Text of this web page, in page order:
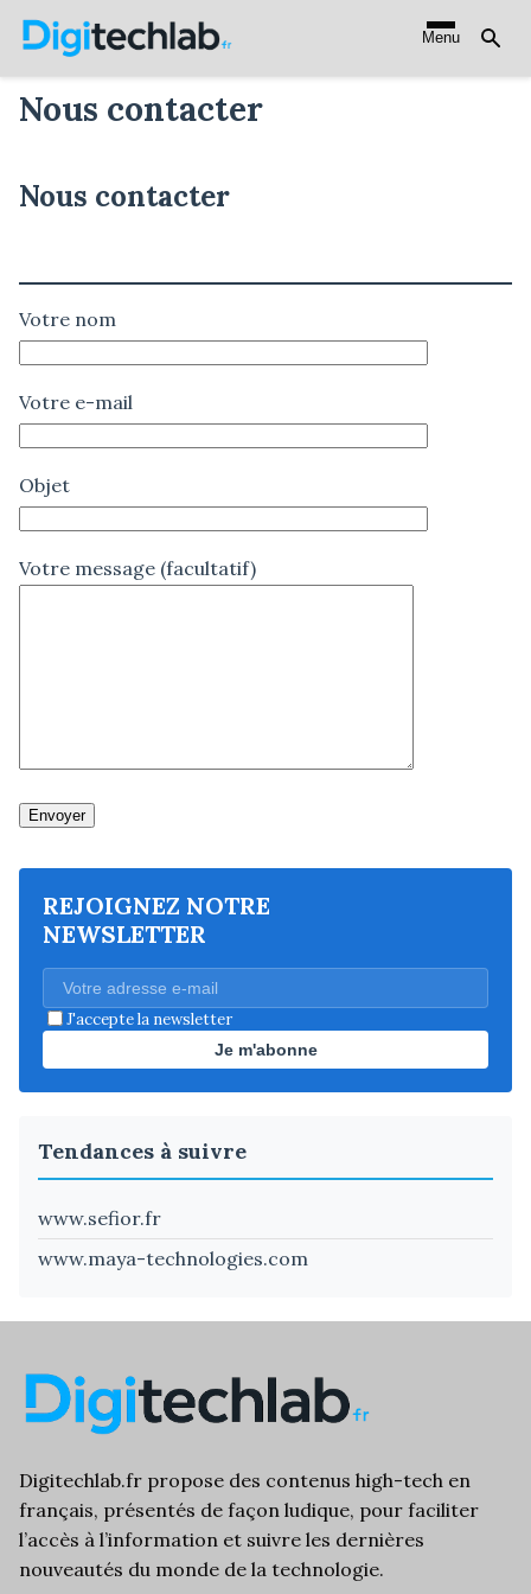
Aller
contenu
principal
Menu
Nous contacter
Nous contacter
Votre nom
Votre e-mail
Objet
Votre message (facultatif)
REJOIGNEZ NOTRE
NEWSLETTER
J'accepte la newsletter
Je m'abonne
Tendances à suivre
www.sefior.fr
www.maya-technologies.com
Digitechlab.fr propose des contenus high-tech en
français, présentés de façon ludique, pour faciliter
l’accès à l’information et suivre les dernières
nouveautés du monde de la technologie.